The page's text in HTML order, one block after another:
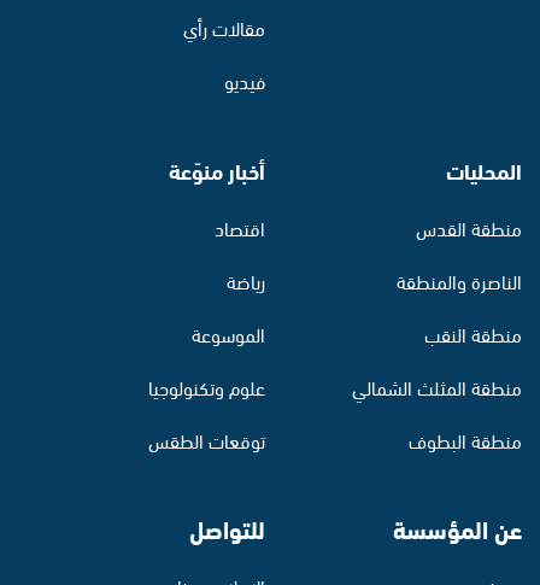
مقالات رأي
فيديو
المحليات
منطقة القدس
الناصرة والمنطقة
منطقة النقب
منطقة المثلث الشمالي
منطقة البطوف
أخبار منوّعة
اقتصاد
رياضة
الموسوعة
علوم وتكنولوجيا
توقعات الطقس
عن المؤسسة للتواصل